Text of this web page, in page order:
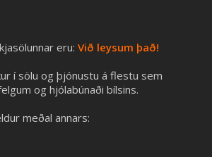
eru: Við leysum það!
í sölu og þjónustu á flestu sem
og hjólabúnaði bílsins.
meðal annars: